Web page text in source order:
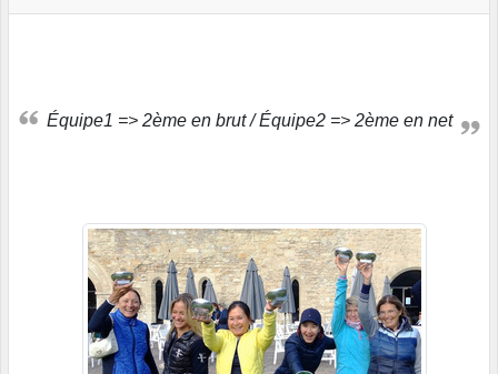
Équipe1 => 2ème en brut / Équipe2 => 2ème en net